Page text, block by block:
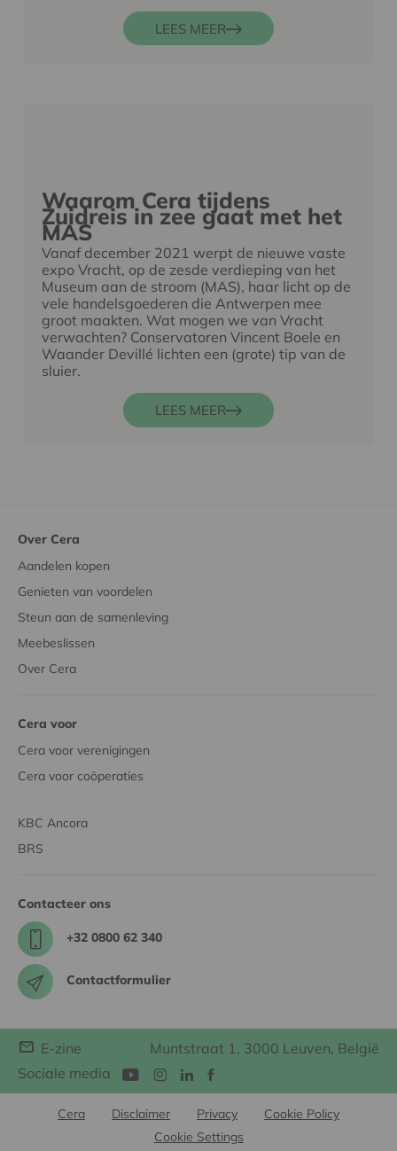
LEES MEER
Waarom Cera tijdens
Zuidreis in zee gaat met het
MAS
Vanaf december 2021 werpt de nieuwe vaste
expo Vracht, op de zesde verdieping van het
Museum aan de stroom (MAS), haar licht op de
vele handelsgoederen die Antwerpen mee
groot maakten. Wat mogen we van Vracht
verwachten? Conservatoren Vincent Boele en
Waander Devillé lichten een (grote) tip van de
sluier.
LEES MEER
Over Cera
Aandelen kopen
Genieten van voordelen
Steun aan de samenleving
Meebeslissen
Over Cera
Cera voor
Cera voor verenigingen
Cera voor coöperaties
KBC Ancora
BRS
Contacteer ons
+32 0800 62 340
Contactformulier
E-zine
Muntstraat 1, 3000 Leuven, België
Sociale media
Cera Disclaimer Privacy
Cookie Policy
Cookie Settings